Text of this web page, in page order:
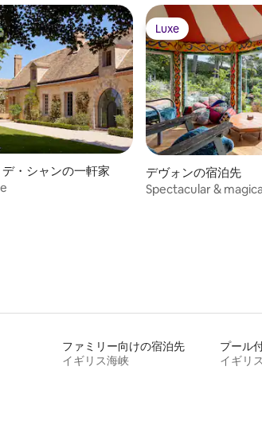
・シャンの一軒家
Luxe
Luxe
デヴォンの宿泊先
Spectacular &
ファミリー向けの宿泊先
イギリス海峡
プール
イギリ